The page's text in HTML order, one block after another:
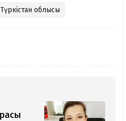
Түркістан облысы